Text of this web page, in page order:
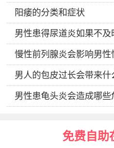
阳痿的分类和症状
男性患得尿道炎如果不及
慢性前列腺炎会影响男性
男人的包皮过长会带来什
男性患龟头炎会造成哪些
免费自助